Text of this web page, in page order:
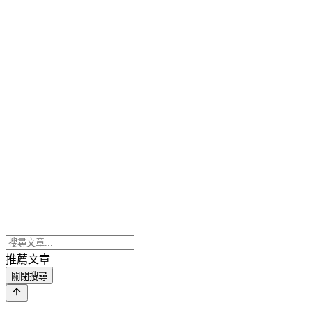
推薦文章
關閉搜尋